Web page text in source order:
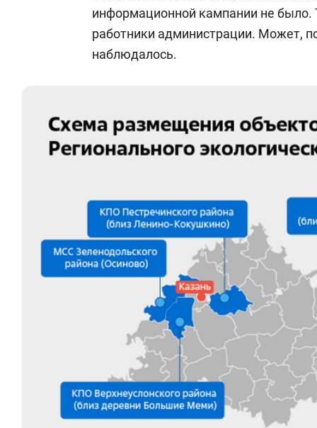
информационной кампании не было.
работники администрации. Может,
наблюдалось.